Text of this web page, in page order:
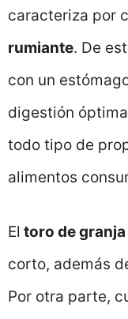
caracteriza por
rumiante. De
con un
digestión
todo tipo de
alimentos
El toro de granja
corto, además
Por otra parte,